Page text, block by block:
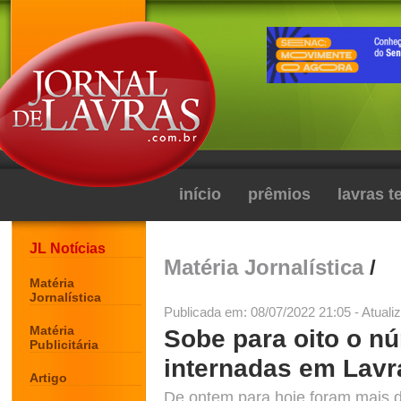
início prêmios lavras
JL Notícias
Matéria
Jornalística
Matéria
Publicitária
Artigo
Matéria Jornalística/
Publicada em: 08/07/2022 21:05 -
Sobe para oito o
internadas em
De ontem para hoje foram mais